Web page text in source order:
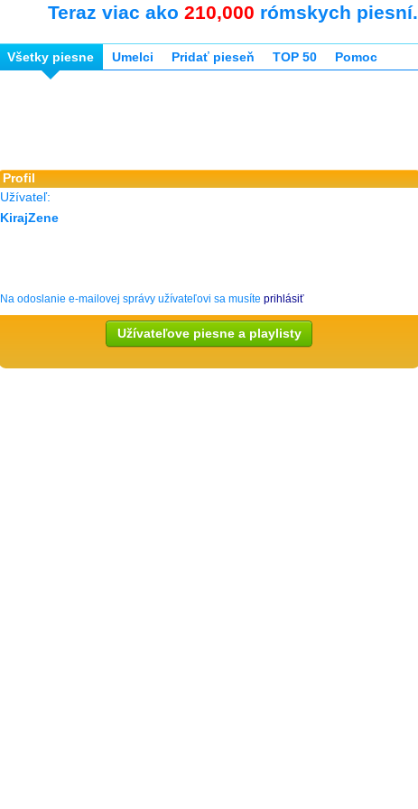
Teraz viac ako 210,000 rómskych piesní.
Všetky piesne Umelci Pridať pieseň TOP 50 Pomoc
Profil
Užívateľ:
KirajZene
Na odoslanie e-mailovej správy užívateľovi sa musíte prihlásiť
Užívateľove piesne a playlisty